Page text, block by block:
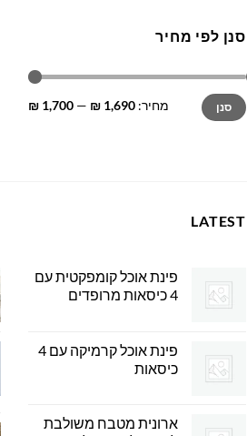
סנן לפי מחיר
מחיר
מינימלי
מחיר
מקסימלי
סנן מחיר: 1,690 ₪
—
1,700 ₪
LATEST
פינת אוכל קומפקטית עם
4 כיסאות מרופדים
פינת אוכל קרמיקה עם 4
כיסאות
ארונית מטבח משולבת